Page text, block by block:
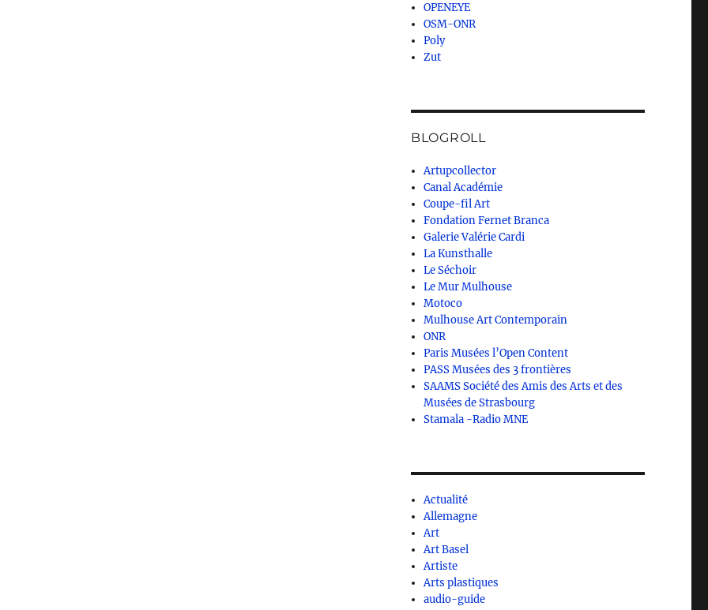
OPENEYE
OSM-ONR
Poly
Zut
BLOGROLL
Artupcollector
Canal Académie
Coupe-fil Art
Fondation Fernet Branca
Galerie Valérie Cardi
La Kunsthalle
Le Séchoir
Le Mur Mulhouse
Motoco
Mulhouse Art Contemporain
ONR
Paris Musées l’Open Content
PASS Musées des 3 frontières
SAAMS Société des Amis des Arts et des
Musées de Strasbourg
Stamala -Radio MNE
Actualité
Allemagne
Art
Art Basel
Artiste
Arts plastiques
audio-guide